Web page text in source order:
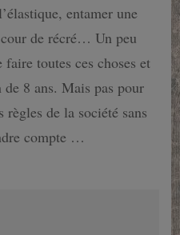
garçon
pas
les
autres
entamer une
de récré… Un peu
toutes ces choses et
de 8 ans. Mais pas pour
de la société sans
compte …